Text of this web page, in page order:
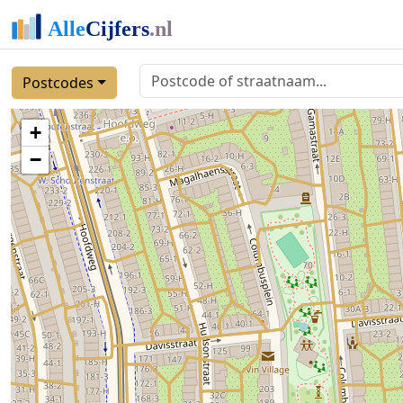
Postcodes
+
−